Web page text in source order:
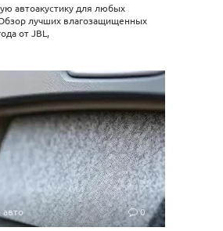
автоакустику для любых
лучших влагозащищенных
от JBL,
авто 0